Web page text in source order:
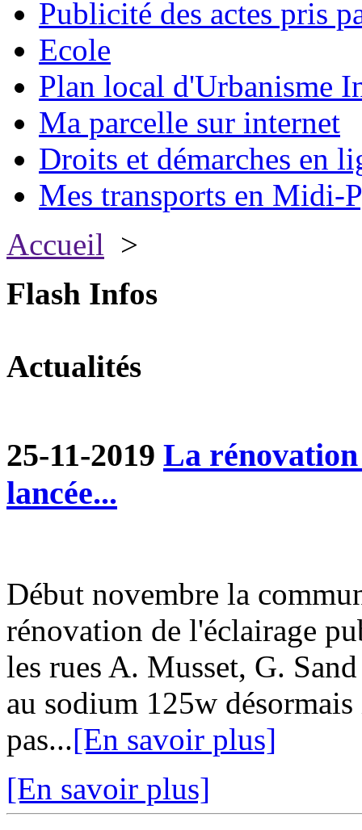
Publicité des actes pris
Ecole
Plan local d'Urbanisme
Ma parcelle sur internet
Droits et démarches en
Mes transports en Midi-
Accueil >
Flash Infos
Actualités
25-11-2019 La
lancée...
Début novembre la
rénovation de l'éclairage
les rues A. Musset, G.
au sodium 125w
pas...[En savoir plus]
[En savoir plus]